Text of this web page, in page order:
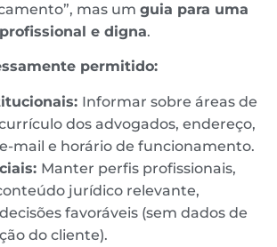
mas um guia para uma
e digna.
permitido:
Informar sobre áreas de
dos advogados, endereço,
mail e horário de funcionamento.
Manter perfis profissionais,
jurídico relevante,
favoráveis (sem dados de
do cliente).